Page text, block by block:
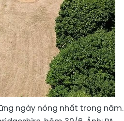
ngày nóng nhất trong năm.